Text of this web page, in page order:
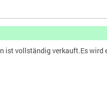
ist vollständig verkauft.Es wird